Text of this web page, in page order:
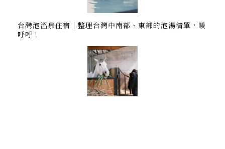
台灣泡溫泉住宿｜整理台灣中南部、東部的泡湯清單，暖
呼呼！